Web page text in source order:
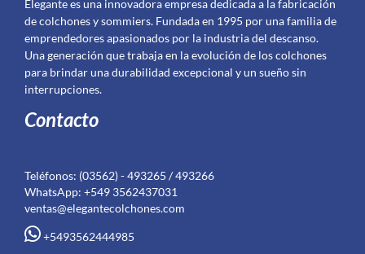
Elegante es una innovadora empresa dedicada a la fabricación
de colchones y sommiers. Fundada en 1995 por una familia de
emprendedores apasionados por la industria del descanso.
Una generación que trabaja en la evolución de los colchones
para brindar una durabilidad excepcional y un sueño sin
interrupciones.
Contacto
Teléfonos: (03562) - 493265 / 493266
WhatsApp: +549 3562437031
ventas@elegantecolchones.com
+5493562444985